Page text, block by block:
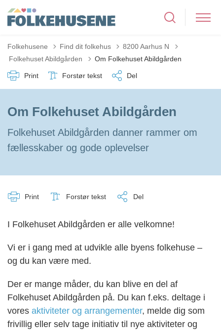
Folkehusene Find dit folkehus
8200 Aarhus N
Tilbage til
Folkehuset Abildgården Om Folkehuset Abildgården
Print Forstør tekst Del
Om Folkehuset Abildgården
Folkehuset Abildgården danner rammer om
fællesskaber og gode oplevelser
Print Forstør tekst Del
I Folkehuset Abildgården er alle velkomne!
Vi er i gang med at udvikle alle byens folkehuse –
og du kan være med.
Der er mange måder, du kan blive en del af
Folkehuset Abildgården på. Du kan f.eks. deltage i
vores aktiviteter og arrangementer, melde dig som
frivillig eller selv tage initiativ til nye aktiviteter og